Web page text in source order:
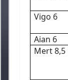
Vigo 6
Aian 6
Mert 8,5